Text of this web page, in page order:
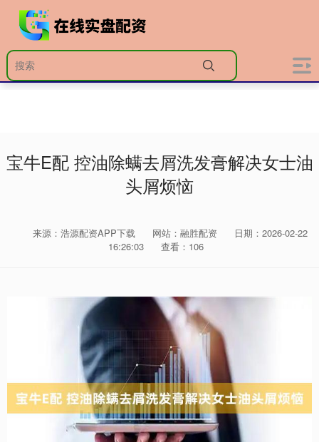
宝牛E配 控油除螨去屑洗发膏解决女士油
头屑烦恼
来源：浩源配资APP下载 网站：融胜配资
日期：2026-02-22
16:26:03
查看：106